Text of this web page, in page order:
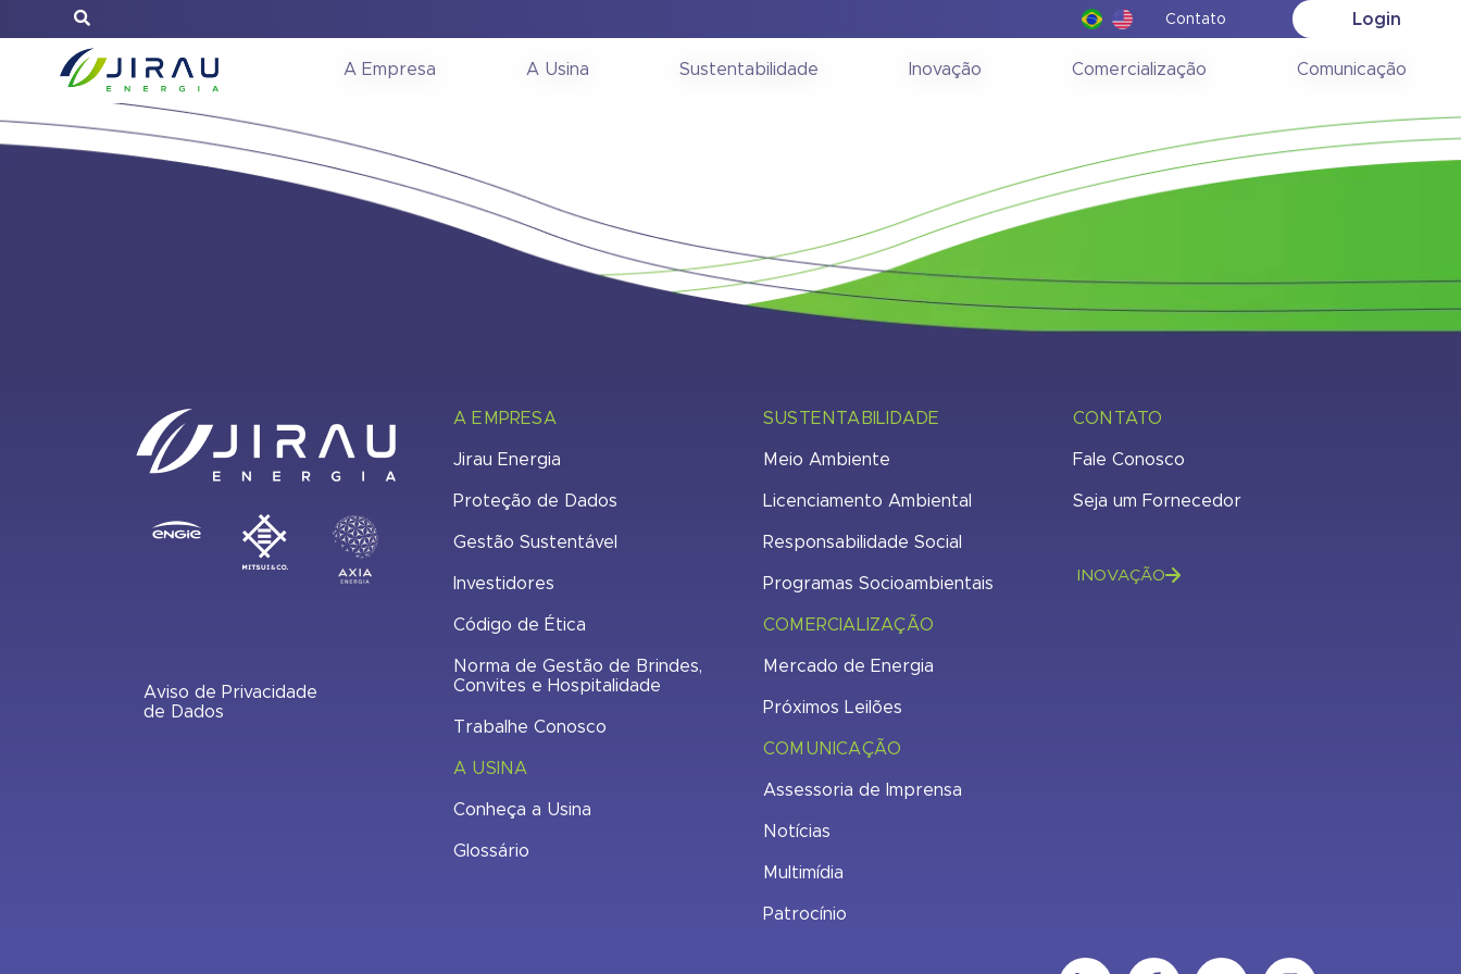
Contato Login
A Empresa A Usina Sustentabilidade Inovação Comercialização Comunicação
Ata Assembleia Geral Extraordinária 22/08/2008
Aviso de Privacidade
de Dados
A EMPRESA
Jirau Energia
Proteção de Dados
Gestão Sustentável
Investidores
Código de Ética
Norma de Gestão de Brindes,
Convites e Hospitalidade
Trabalhe Conosco
A USINA
Conheça a Usina
Glossário
SUSTENTABILIDADE
Meio Ambiente
Licenciamento Ambiental
Responsabilidade Social
Programas Socioambientais
COMERCIALIZAÇÃO
Mercado de Energia
Próximos Leilões
COMUNICAÇÃO
Assessoria de Imprensa
Notícias
Multimídia
Patrocínio
CONTATO
Fale Conosco
Seja um Fornecedor
INOVAÇÃO